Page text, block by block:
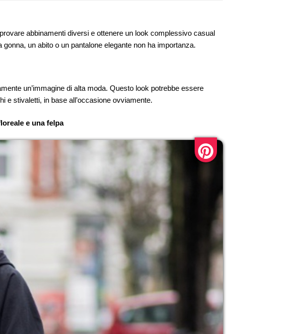
abbinamenti diversi e ottenere un look complessivo casual
un abito o un pantalone elegante non ha importanza.
un’immagine di alta moda. Questo look potrebbe essere
e stivaletti, in base all’occasione ovviamente.
e una felpa